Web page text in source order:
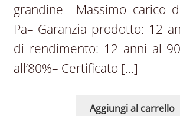
grandine– Massimo carico
Pa– Garanzia prodotto: 12
di rendimento: 12 anni al
all’80%– Certificato […]
Aggiungi al carrello